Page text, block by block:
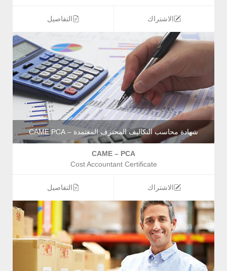
الاشتراك التفاصيل
شهادة محاسب التكاليف المحترف المعتمدة – CAME PCA
CAME – PCA
Cost Accountant Certificate
الاشتراك التفاصيل